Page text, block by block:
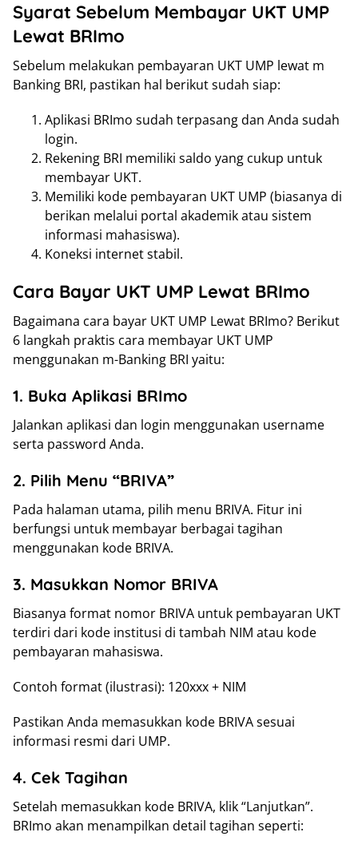
Syarat Sebelum Membayar UKT UMP
Lewat BRImo
Sebelum melakukan pembayaran UKT UMP lewat m
Banking BRI, pastikan hal berikut sudah siap:
Aplikasi BRImo sudah terpasang dan Anda sudah
login.
Rekening BRI memiliki saldo yang cukup untuk
membayar UKT.
Memiliki kode pembayaran UKT UMP (biasanya di
berikan melalui portal akademik atau sistem
informasi mahasiswa).
Koneksi internet stabil.
Cara Bayar UKT UMP Lewat BRImo
Bagaimana cara bayar UKT UMP Lewat BRImo? Berikut
6 langkah praktis cara membayar UKT UMP
menggunakan m-Banking BRI yaitu:
1. Buka Aplikasi BRImo
Jalankan aplikasi dan login menggunakan username
serta password Anda.
2. Pilih Menu “BRIVA”
Pada halaman utama, pilih menu BRIVA. Fitur ini
berfungsi untuk membayar berbagai tagihan
menggunakan kode BRIVA.
3. Masukkan Nomor BRIVA
Biasanya format nomor BRIVA untuk pembayaran UKT
terdiri dari kode institusi di tambah NIM atau kode
pembayaran mahasiswa.
Contoh format (ilustrasi): 120xxx + NIM
Pastikan Anda memasukkan kode BRIVA sesuai
informasi resmi dari UMP.
4. Cek Tagihan
Setelah memasukkan kode BRIVA, klik “Lanjutkan”.
BRImo akan menampilkan detail tagihan seperti: